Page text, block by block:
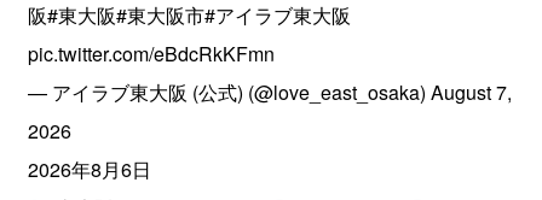
阪#東大阪#東大阪市#アイラブ東大阪
pic.twitter.com/eBdcRkKFmn
— アイラブ東大阪 (公式) (@love_east_osaka)August 7,
2026
2026年8月6日